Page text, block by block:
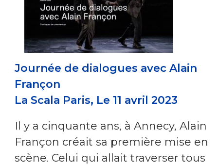
Journée de dialogues avec Alain
Françon
La Scala Paris, Le 11 avril 2023
Il y a cinquante ans, à Annecy, Alain
Françon créait sa première mise en
scène. Celui qui allait traverser tous